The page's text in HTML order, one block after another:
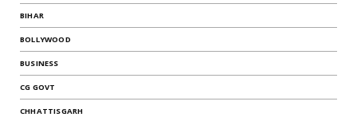
BIHAR
BOLLYWOOD
BUSINESS
CG GOVT
CHHATTISGARH